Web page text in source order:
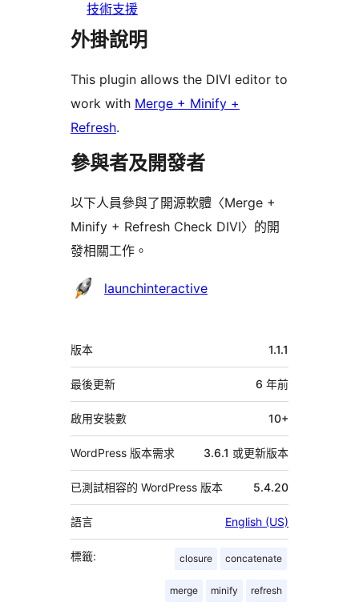
技術支援
外掛說明
This plugin allows the DIVI editor to
work with Merge + Minify +
Refresh.
參與者及開發者
以下人員參與了開源軟體〈Merge +
Minify + Refresh Check DIVI〉的開
發相關工作。
參
launchinteractive
中
繼
資
料
版本 1.1.1
最後更新 6 年前
啟用安裝數 10+
WordPress 版本需求 3.6.1 或更新版本
已測試相容的 WordPress 版本 5.4.20
語言 English (US)
標籤: closure concatenate
merge minify refresh